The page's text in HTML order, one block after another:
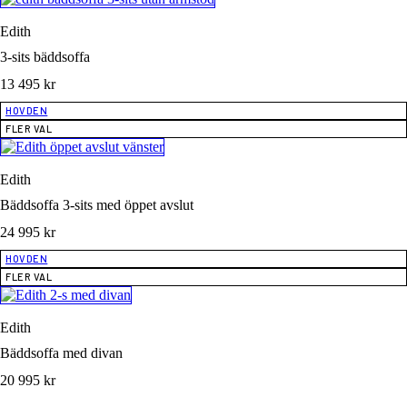
Edith
3-sits bäddsoffa
13 495 kr
HOVDEN
FLER VAL
Edith
Bäddsoffa 3-sits med öppet avslut
24 995 kr
HOVDEN
FLER VAL
Edith
Bäddsoffa med divan
20 995 kr